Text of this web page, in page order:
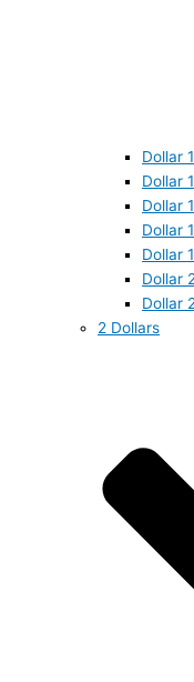
Dollar
Dollar
Dollar
Dollar
Dollar
Dollar
Dollar
2 Dollars